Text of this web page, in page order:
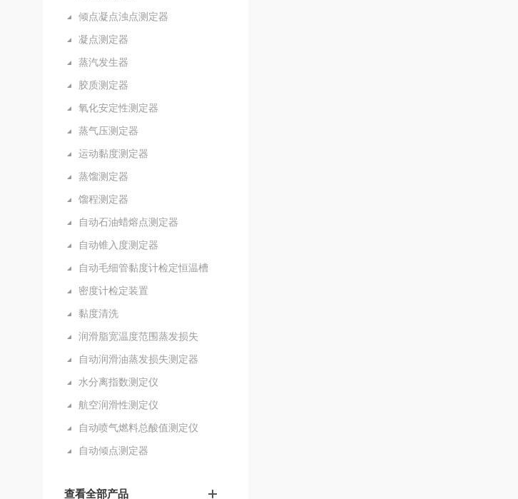
倾点凝点浊点测定器
凝点测定器
蒸汽发生器
胶质测定器
氧化安定性测定器
蒸气压测定器
运动黏度测定器
蒸馏测定器
馏程测定器
自动石油蜡熔点测定器
自动锥入度测定器
自动毛细管黏度计检定恒温槽
密度计检定装置
黏度清洗
润滑脂宽温度范围蒸发损失
自动润滑油蒸发损失测定器
水分离指数测定仪
航空润滑性测定仪
自动喷气燃料总酸值测定仪
自动倾点测定器
查看全部产品